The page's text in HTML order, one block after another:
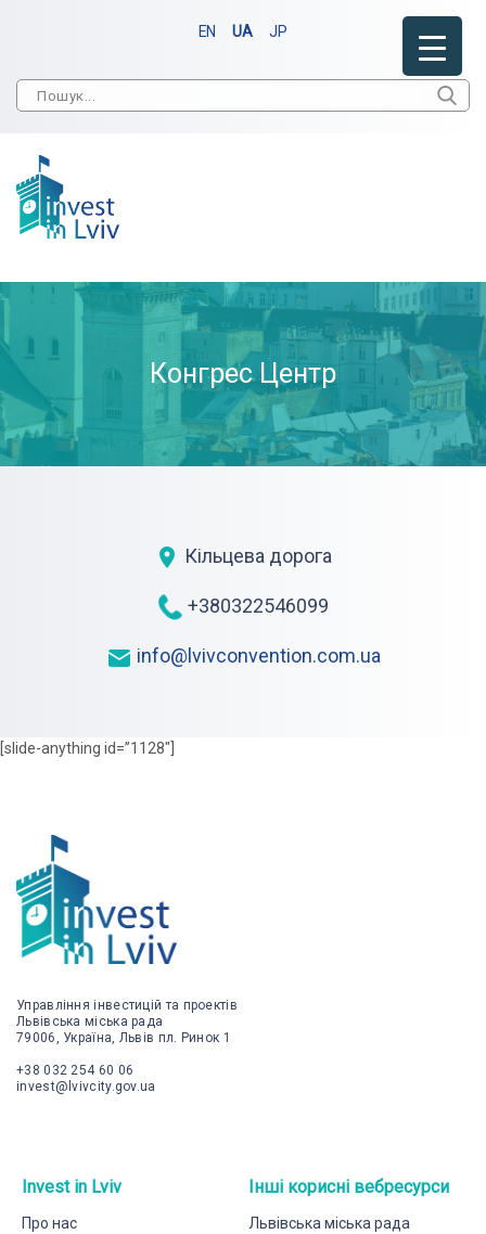
EN UA JP
Конгрес Центр
Кільцева дорога
+380322546099
info@lvivconvention.com.ua
[slide-anything id=”1128″]
Управління інвестицій та проектів
Львівська міська рада
79006, Україна, Львів пл. Ринок 1
+38 032 254 60 06
invest@lvivcity.gov.ua
Invest in Lviv
Про нас
Інші корисні вебресурси
Львівська міська рада